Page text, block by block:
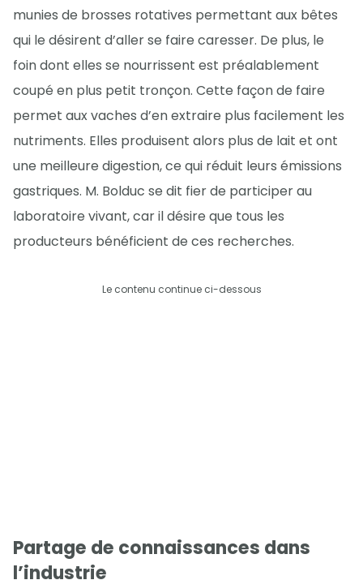
munies de brosses rotatives permettant aux bêtes
qui le désirent d’aller se faire caresser. De plus, le
foin dont elles se nourrissent est préalablement
coupé en plus petit tronçon. Cette façon de faire
permet aux vaches d’en extraire plus facilement les
nutriments. Elles produisent alors plus de lait et ont
une meilleure digestion, ce qui réduit leurs émissions
gastriques. M. Bolduc se dit fier de participer au
laboratoire vivant, car il désire que tous les
producteurs bénéficient de ces recherches.
Le contenu continue ci-dessous
Partage de connaissances dans
l’industrie